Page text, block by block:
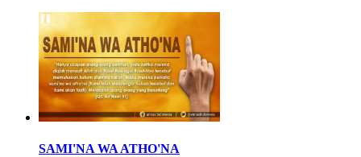
SAMI'NA WA ATHO'NA